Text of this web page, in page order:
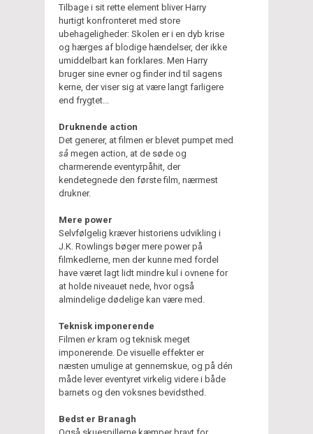
Tilbage i sit rette element bliver Harry
hurtigt konfronteret med store
ubehageligheder: Skolen er i en dyb krise
og hærges af blodige hændelser, der ikke
umiddelbart kan forklares. Men Harry
bruger sine evner og finder ind til sagens
kerne, der viser sig at være langt farligere
end frygtet...
Druknende action
Det generer, at filmen er blevet pumpet med
så megen action, at de søde og
charmerende eventyrpåhit, der
kendetegnede den første film, nærmest
drukner.
Mere power
Selvfølgelig kræver historiens udvikling i
J.K. Rowlings bøger mere power på
filmkedlerne, men der kunne med fordel
have været lagt lidt mindre kul i ovnene for
at holde niveauet nede, hvor også
almindelige dødelige kan være med.
Teknisk imponerende
Filmen erkram og teknisk meget
imponerende. De visuelle effekter er
næsten umulige at gennemskue, og på dén
måde lever eventyret virkelig videre i både
barnets og den voksnes bevidsthed.
Bedst er Branagh